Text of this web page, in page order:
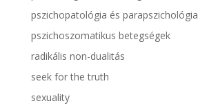
pszichopatológia és parapszichológia
pszichoszomatikus betegségek
radikális non-dualitás
seek for the truth
sexuality